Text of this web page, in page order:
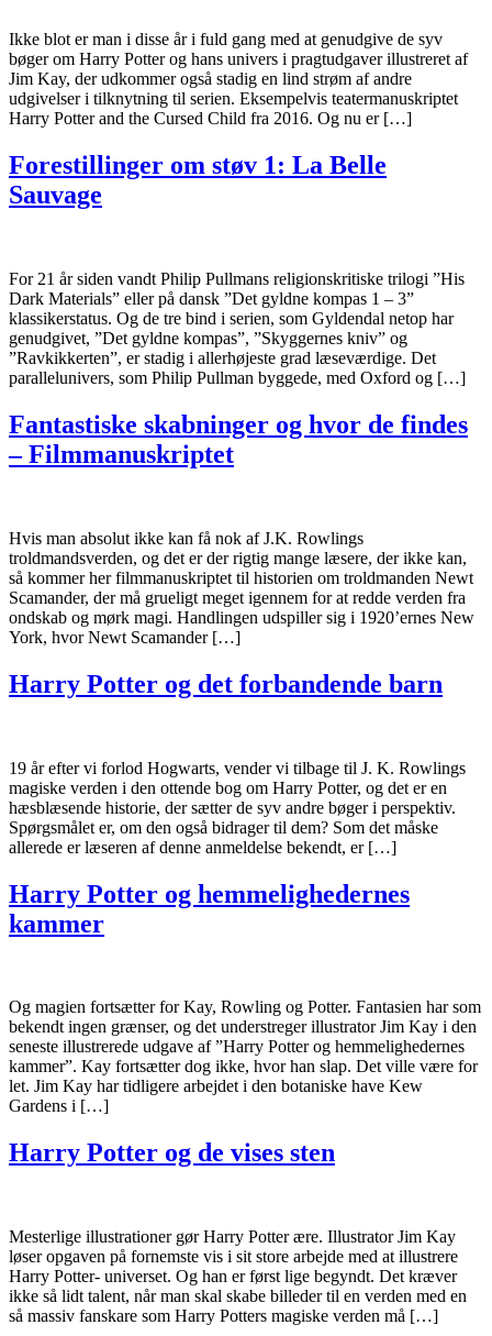
Ikke blot er man i disse år i fuld gang med at genudgive de syv
bøger om Harry Potter og hans univers i pragtudgaver illustreret af
Jim Kay, der udkommer også stadig en lind strøm af andre
udgivelser i tilknytning til serien. Eksempelvis teatermanuskriptet
Harry Potter and the Cursed Child fra 2016. Og nu er […]
Forestillinger om støv 1: La Belle
Sauvage
For 21 år siden vandt Philip Pullmans religionskritiske trilogi ”His
Dark Materials” eller på dansk ”Det gyldne kompas 1 – 3”
klassikerstatus. Og de tre bind i serien, som Gyldendal netop har
genudgivet, ”Det gyldne kompas”, ”Skyggernes kniv” og
”Ravkikkerten”, er stadig i allerhøjeste grad læseværdige. Det
parallelunivers, som Philip Pullman byggede, med Oxford og […]
Fantastiske skabninger og hvor de findes
– Filmmanuskriptet
Hvis man absolut ikke kan få nok af J.K. Rowlings
troldmandsverden, og det er der rigtig mange læsere, der ikke kan,
så kommer her filmmanuskriptet til historien om troldmanden Newt
Scamander, der må grueligt meget igennem for at redde verden fra
ondskab og mørk magi. Handlingen udspiller sig i 1920’ernes New
York, hvor Newt Scamander […]
Harry Potter og det forbandende barn
19 år efter vi forlod Hogwarts, vender vi tilbage til J. K. Rowlings
magiske verden i den ottende bog om Harry Potter, og det er en
hæsblæsende historie, der sætter de syv andre bøger i perspektiv.
Spørgsmålet er, om den også bidrager til dem? Som det måske
allerede er læseren af denne anmeldelse bekendt, er […]
Harry Potter og hemmelighedernes
kammer
Og magien fortsætter for Kay, Rowling og Potter. Fantasien har som
bekendt ingen grænser, og det understreger illustrator Jim Kay i den
seneste illustrerede udgave af ”Harry Potter og hemmelighedernes
kammer”. Kay fortsætter dog ikke, hvor han slap. Det ville være for
let. Jim Kay har tidligere arbejdet i den botaniske have Kew
Gardens i […]
Harry Potter og de vises sten
Mesterlige illustrationer gør Harry Potter ære. Illustrator Jim Kay
løser opgaven på fornemste vis i sit store arbejde med at illustrere
Harry Potter- universet. Og han er først lige begyndt. Det kræver
ikke så lidt talent, når man skal skabe billeder til en verden med en
så massiv fanskare som Harry Potters magiske verden må […]